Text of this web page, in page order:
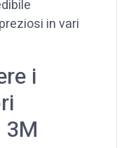
in vari
i